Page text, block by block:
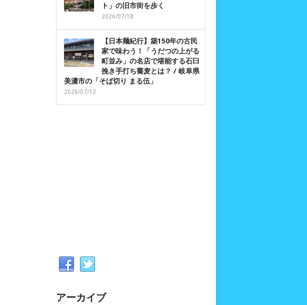
ト」の旧市街を歩く
2026/07/18
【日本麺紀行】築150年の古民
家で味わう！「うだつの上がる
町並み」の名店で堪能する石臼
挽き手打ち蕎麦とは？ / 岐阜県
美濃市の「そば切り まる伍」
2026/07/12
アーカイブ